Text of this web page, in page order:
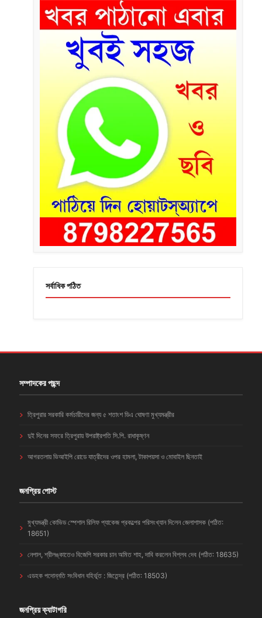
সর্বাধিক পঠিত
সম্পাদকের পছন্দ
ত্রিপুরার সরকারি কর্মচারীদের জন্য ৫ শতাংশ ডিএ ঘোষণা মুখ্যমন্ত্রীর
দুই দিনের সফরে ত্রিপুরায় উপরাষ্ট্রপতি সি.পি. রাধাকৃষ্ণন
আগরতলায় ভিআইপি রোডে যাত্রীদের ওপর হামলা, টাকাপয়সা ও মোবাইল ছিনতাই
জনপ্রিয় পোস্ট
মুখ্যমন্ত্রী কোভিড স্পেশাল রিলিফ প্যাকেজ প্রকল্পের পরিসংখ্যান দিলেন জেলাশাসক (পঠিত:
18651)
নেপাল, শ্রীলঙ্কাতেও বিজেপি সরকার চান অমিত শাহ, দাবি করলেন বিপ্লব দেব (পঠিত: 18635)
এডহক পদোন্নতি সংবিধান বহির্ভূত : জিতেন্দ্র (পঠিত: 18503)
জনপ্রিয় ক্যাটাগরি